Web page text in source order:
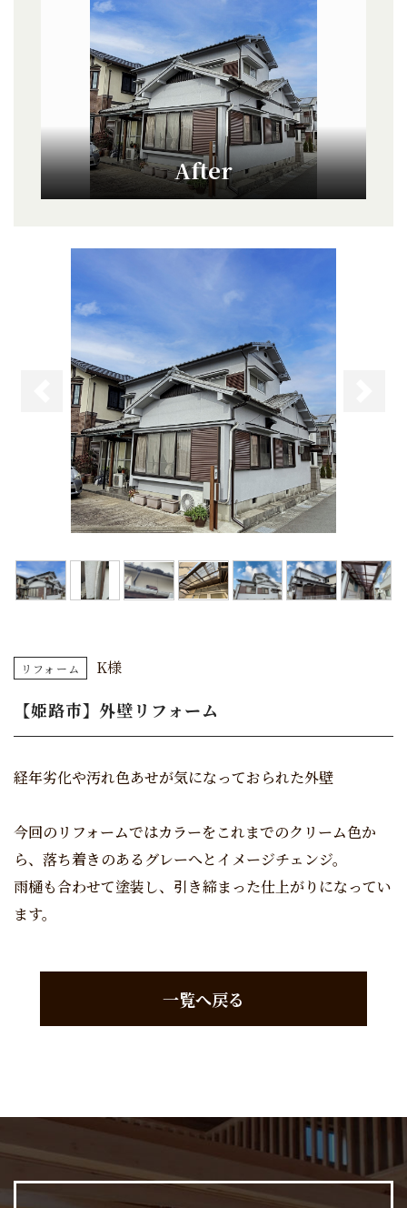
After
リフォーム K様
【姫路市】外壁リフォーム
経年劣化や汚れ色あせが気になっておられた外壁
今回のリフォームではカラーをこれまでのクリーム色か
ら、落ち着きのあるグレーへとイメージチェンジ。
雨樋も合わせて塗装し、引き締まった仕上がりになってい
ます。
一覧へ戻る